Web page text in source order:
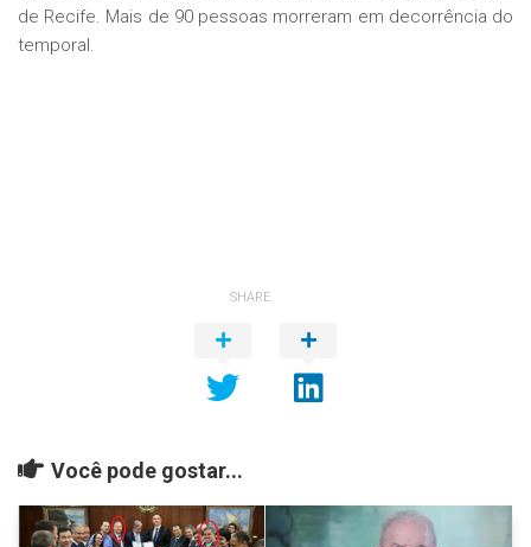
de Recife. Mais de 90 pessoas morreram em decorrência do
temporal.
SHARE
Você pode gostar...